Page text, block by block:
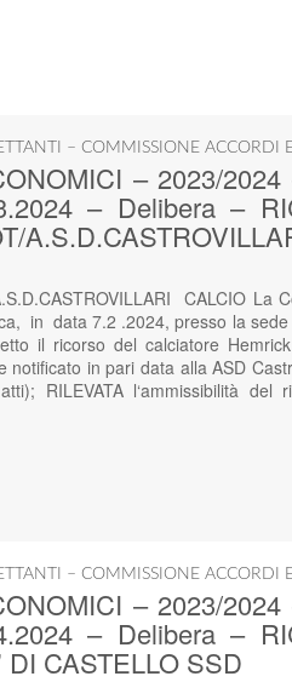
– COMMISSIONE ACCORDI
– 2023/
– Delibera –
CALCIO La
in data 7.2 .2024, presso la sede
il ricorso del calciatore
in pari data alla ASD
RILEVATA l‘ammissibilità del
– COMMISSIONE ACCORDI
– 2023/
– Delibera –
DI CASTELLO SSD